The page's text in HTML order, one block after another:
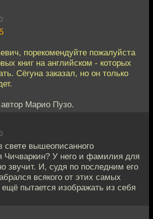
порекомендуйте пожалуйста
книг на английском - которых
Сёгуна заказал, но он только
Марио Пузо.
свете вышеописанного
Чичваркин? У него и фамилия для
звучит. И, судя по последним его
всякого от этих самых
пытается изображать из себя